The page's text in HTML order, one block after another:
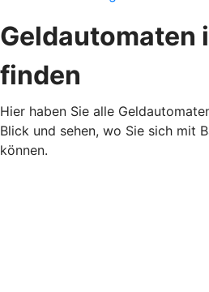
Geldautomaten
finden
Hier haben Sie alle
Blick und sehen, wo Sie sich mit
können.